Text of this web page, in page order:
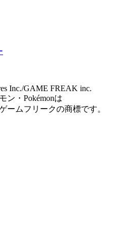
Inc./GAME FREAK inc.
ン・Pokémonは
ームフリークの商標です。